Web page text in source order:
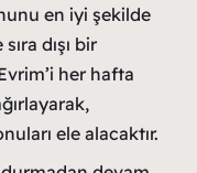
en iyi şekilde
dışı bir
her hafta
ele alacaktır.